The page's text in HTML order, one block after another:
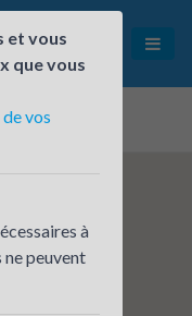
et vous
que vous
vos
à
peuvent